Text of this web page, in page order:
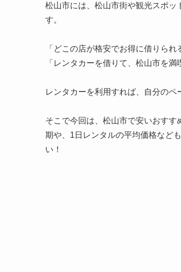
松山市には、松山市街や観光スポッ
す。
「どこの店が格安でお得に借りられ
「レンタカーを借りて、松山市を満
レンタカーを利用すれば、自分のペ
そこで今回は、松山市で安いおす
期や、1日レンタルの平均価格など
い！